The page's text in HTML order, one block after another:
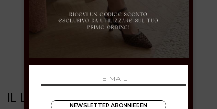
IL LACCIO
NEWSLETTER ABONNIEREN